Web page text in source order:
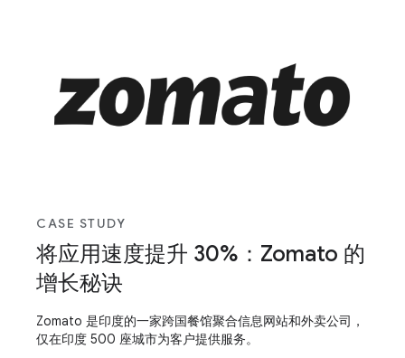
CASE STUDY
将应用速度提升 30%：Zomato 的
增长秘诀
Zomato 是印度的一家跨国餐馆聚合信息网站和外卖公司，
仅在印度 500 座城市为客户提供服务。